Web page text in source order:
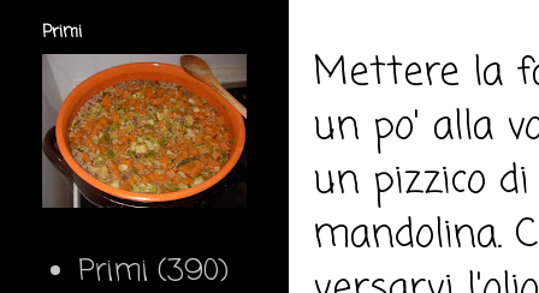
Mettere la
un po' alla
un pizzico
mandolina.
Primi
Primi (390)